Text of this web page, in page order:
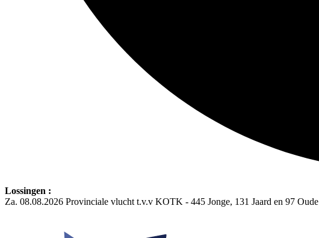
Lossingen :
Za. 08.08.2026 Provinciale vlucht t.v.v KOTK - 445 Jonge, 131 Jaard en 97 Oude